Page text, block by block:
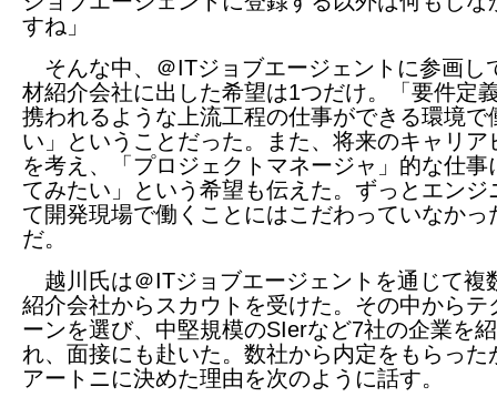
すね」
そんな中、＠ITジョブエージェントに参画し
材紹介会社に出した希望は1つだけ。「要件定
携われるような上流工程の仕事ができる環境で
い」ということだった。また、将来のキャリア
を考え、「プロジェクトマネージャ」的な仕事
てみたい」という希望も伝えた。ずっとエンジ
て開発現場で働くことにはこだわっていなかっ
だ。
越川氏は＠ITジョブエージェントを通じて複
紹介会社からスカウトを受けた。その中からテ
ーンを選び、中堅規模のSIerなど7社の企業を
れ、面接にも赴いた。数社から内定をもらった
アートニに決めた理由を次のように話す。